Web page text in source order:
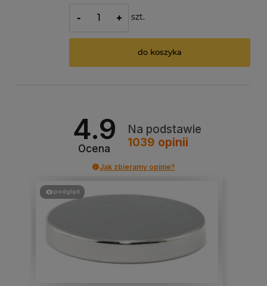
- + szt.
do koszyka
4.9
Ocena
Na podstawie
1039 opinii
Jak zbieramy opinie?
podgląd